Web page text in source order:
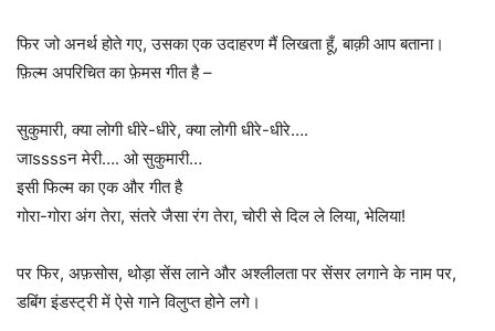
फिर जो अनर्थ होते गए, उसका एक उदाहरण मैं लिखता हूँ, बाक़ी आप बताना।
फ़िल्म अपरिचित का फ़ेमस गीत है –
सुकुमारी, क्या लोगी धीरे-धीरे, क्या लोगी धीरे-धीरे….
जाssssन मेरी…. ओ सुकुमारी…
इसी फिल्म का एक और गीत है
गोरा-गोरा अंग तेरा, संतरे जैसा रंग तेरा, चोरी से दिल ले लिया, भेलिया!
पर फिर, अफ़सोस, थोड़ा सेंस लाने और अश्लीलता पर सेंसर लगाने के नाम पर,
डबिंग इंडस्ट्री में ऐसे गाने विलुप्त होने लगे।